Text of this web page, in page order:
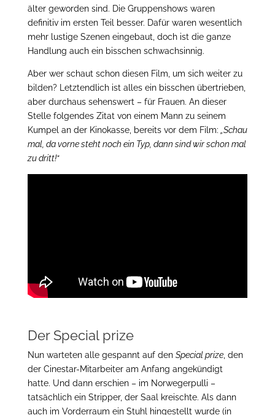
älter geworden sind. Die Gruppenshows waren
definitiv im ersten Teil besser. Dafür waren wesentlich
mehr lustige Szenen eingebaut, doch ist die ganze
Handlung auch ein bisschen schwachsinnig.
Aber wer schaut schon diesen Film, um sich weiter zu
bilden? Letztendlich ist alles ein bisschen übertrieben,
aber durchaus sehenswert – für Frauen. An dieser
Stelle folgendes Zitat von einem Mann zu seinem
Kumpel an der Kinokasse, bereits vor dem Film: „Schau
mal, da vorne steht noch ein Typ, dann sind wir schon mal
zu dritt!“
Der Special prize
Nun warteten alle gespannt auf den Special prize, den
der Cinestar-Mitarbeiter am Anfang angekündigt
hatte. Und dann erschien – im Norwegerpulli –
tatsächlich ein Stripper, der Saal kreischte. Als dann
auch im Vorderraum ein Stuhl hingestellt wurde (in